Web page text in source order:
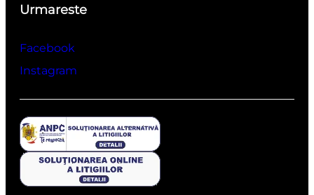
Urmareste
Facebook
Instagram